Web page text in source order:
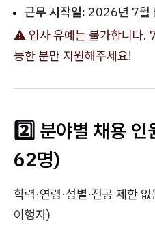
근무 시작일: 2026년 7월
⚠️ 입사 유예는 불가합니다.
능한 분만 지원해주세요!
2️⃣ 분야별 채용 인
62명)
학력·연령·성별·전공 제한
이행자)